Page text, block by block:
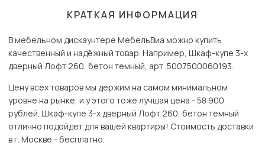
КРАТКАЯ ИНФОРМАЦИЯ
В мебельном дискаунтере МебельВиа можно купить
качественный и надёжный товар. Например, Шкаф-купе 3-х
дверный Лофт 260, бетон темный, арт. 5007500060193.
Цену всех товаров мы держим на самом минимальном
уровне на рынке, и у этого тоже лучшая цена - 58 900
рублей. Шкаф-купе 3-х дверный Лофт 260, бетон темный
отлично подойдет для вашей квартиры! Стоимость доставки
в г. Москве - бесплатно.